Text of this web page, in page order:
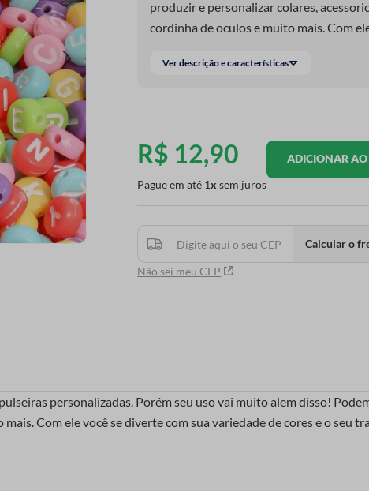
produzir e personalizar colares,
cordinha de oculos e muito mais. Com
detalhe.
Ver descrição e características
R$ 12,90
Pague em até 1 sem juros
ADICIONAR
Não sei meu CEP
Calcular o
personalizadas. Porém seu uso vai muito alem disso!
Com ele você se diverte com sua variedade de cores e o seu